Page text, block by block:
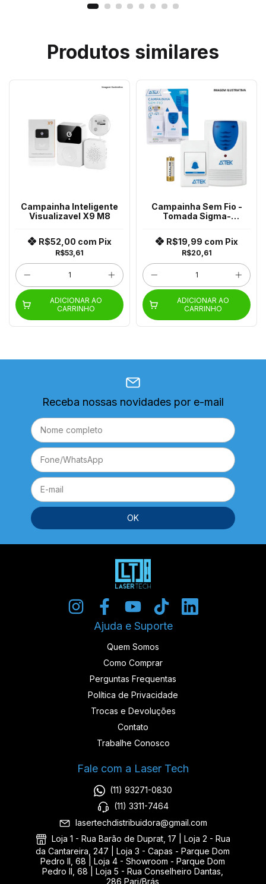
Produtos similares
Campainha Inteligente
Visualizavel X9 M8
R$53,61
R$52,00 com Pix
ADICIONAR AO
CARRINHO
Campainha Sem Fio -
Tomada Sigma-
R$20,61
R$19,99 com Pix
ADICIONAR AO
CARRINHO
Receba nossas novidades por e-mail
Ajuda e Suporte
Quem Somos
Como Comprar
Perguntas Frequentas
Política de Privacidade
Trocas e Devoluções
Contato
Trabalhe Conosco
Fale com a Laser Tech
(11) 93271-0830
(11) 3311-7464
lasertechdistribuidora@gmail.com
Loja 1 - Rua Barão de Duprat, 17 | Loja 2 - Rua
da Cantareira, 247 | Loja 3 - Capas - Parque Dom
Pedro II, 68 | Loja 4 - Showroom - Parque Dom
Pedro II, 68 | Loja 5 - Rua Conselheiro Dantas,
286 Pari/Brás